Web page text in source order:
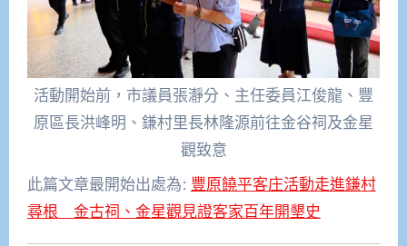
活動開始前，市議員張瀞分、主任委員江俊龍、豐
原區長洪峰明、鎌村里長林隆源前往金谷祠及金星
觀致意
此篇文章最開始出處為: 豐原饒平客庄活動走進鎌村
尋根 金古祠、金星觀見證客家百年開墾史